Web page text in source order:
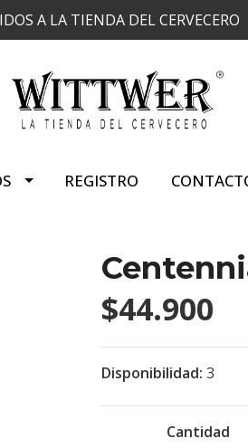
A LA TIENDA DEL CERVECERO
REGISTRO
$44.900
Disponibilidad: 3
Cantidad